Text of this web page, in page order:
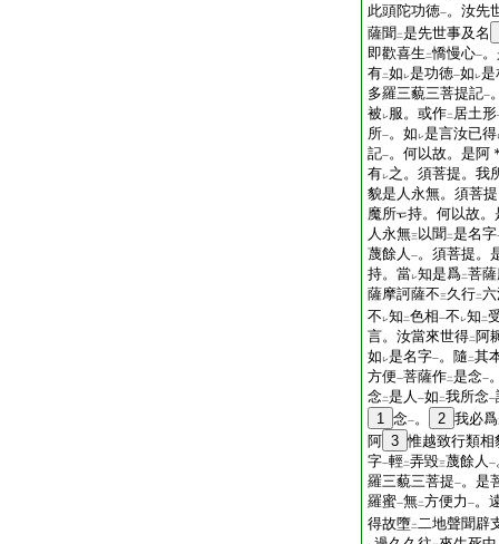
此頭陀功徳一。汝先
薩聞 二是先世事及名
即歡喜生 二憍慢心一
有二如 レ是功徳一如 レ是
多羅三藐三菩提記一
被 レ服。或作二 居土形
所一。如 レ是言汝已得
記一。何以故。是阿
有レ之。須菩提。我
貌是人永無。須菩
魔所
持。何以故。
人永無三 以聞 二是名字
蔑餘人 一。須菩提。
持。當レ知是爲二菩
薩摩訶薩不三久行二
不 レ知 二色相一不 レ知 二
言。汝當來世得二 阿
如 レ是名字一。隨 二其
方便一菩薩作二是念一
念二是人 一如 二我所念一
1 念一。 2 我必爲
阿 3 惟越致行類相
字一輕二弄毀三蔑餘人 一
羅三藐三菩提一。是
羅蜜一無二方便力 一。
得故墮二二地聲聞辟